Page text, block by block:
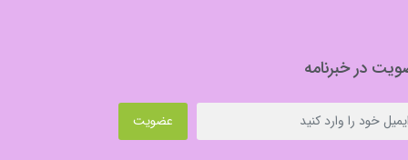
در خبرنامه
عضویت